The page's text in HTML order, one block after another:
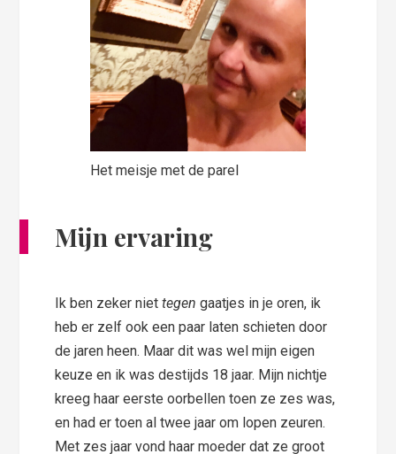
Het meisje met de parel
Mijn ervaring
Ik ben zeker niettegen gaatjes in je oren, ik
heb er zelf ook een paar laten schieten door
de jaren heen. Maar dit was wel mijn eigen
keuze en ik was destijds 18 jaar. Mijn nichtje
kreeg haar eerste oorbellen toen ze zes was,
en had er toen al twee jaar om lopen zeuren.
Met zes jaar vond haar moeder dat ze groot